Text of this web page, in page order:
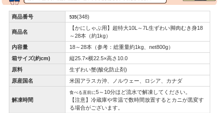
商品番号 535(348)
商品名
【かにしゃぶ用】超特大10L～7L生ずわい脚肉むき身18
～28本（約1kg）
内容量
18～28本（参考：総重量約1kg、net800g）
箱サイズ(約cm)
縦25.7×横22.5×高さ10.0
原料
生ずわい蟹(酸化防止剤)
原産国名
米国アラスカ沖、ノルウェー、ロシア、カナダ
解凍時間
食べる直前に5～10分ほど流水で解凍してください。
【注意】冷蔵庫や常温で数時間放置するとカニが黒変す
る場合がございます。